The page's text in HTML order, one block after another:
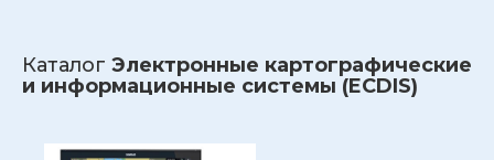
Каталог Электронные картографические
и информационные системы (ECDIS)